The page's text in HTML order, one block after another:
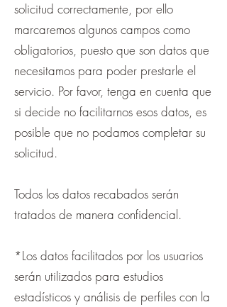
solicitud correctamente, por ello
marcaremos algunos campos como
obligatorios, puesto que son datos que
necesitamos para poder prestarle el
servicio. Por favor, tenga en cuenta que
si decide no facilitarnos esos datos, es
posible que no podamos completar su
solicitud.
Todos los datos recabados serán
tratados de manera confidencial.
*Los datos facilitados por los usuarios
serán utilizados para estudios
estadísticos y análisis de perfiles con la